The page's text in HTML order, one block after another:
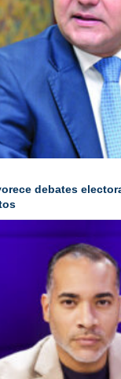
debates